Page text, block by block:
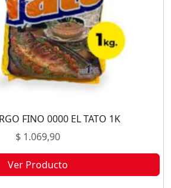
FINO 0000 EL TATO 1K
$1.069,90
Ver Producto